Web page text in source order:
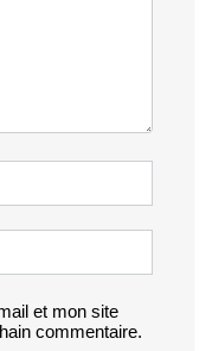
et mon site
commentaire.